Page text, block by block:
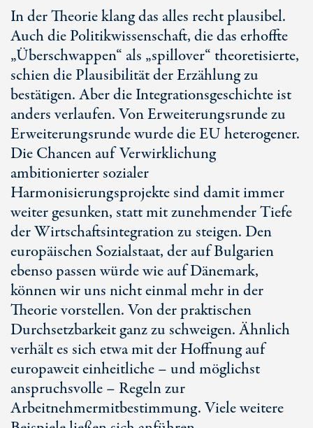
In der Theorie klang das alles recht plausibel.
Auch die Politikwissenschaft, die das erhoffte
„Überschwappen“ als „spillover“ theoretisierte,
schien die Plausibilität der Erzählung zu
bestätigen. Aber die Integrationsgeschichte ist
anders verlaufen. Von Erweiterungsrunde zu
Erweiterungsrunde wurde die EU heterogener.
Die Chancen auf Verwirklichung
ambitionierter sozialer
Harmonisierungsprojekte sind damit immer
weiter gesunken, statt mit zunehmender Tiefe
der Wirtschaftsintegration zu steigen. Den
europäischen Sozialstaat, der auf Bulgarien
ebenso passen würde wie auf Dänemark,
können wir uns nicht einmal mehr in der
Theorie vorstellen. Von der praktischen
Durchsetzbarkeit ganz zu schweigen. Ähnlich
verhält es sich etwa mit der Hoffnung auf
europaweit einheitliche – und möglichst
anspruchsvolle – Regeln zur
Arbeitnehmermitbestimmung. Viele weitere